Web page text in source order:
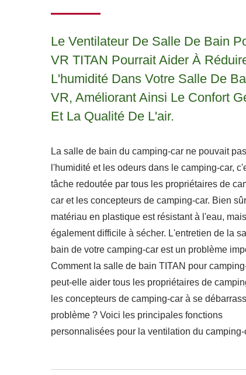
Le Ventilateur De Salle De Bain
VR TITAN Pourrait Aider À
L'humidité Dans Votre Salle De
VR, Améliorant Ainsi Le Confort
Et La Qualité De L'air.
La salle de bain du camping-car ne pouvait
l'humidité et les odeurs dans le camping-car,
tâche redoutée par tous les propriétaires de
car et les concepteurs de camping-car. Bien
matériau en plastique est résistant à l'eau,
également difficile à sécher. L'entretien de la
bain de votre camping-car est un problème
Comment la salle de bain TITAN pour
peut-elle aider tous les propriétaires de
les concepteurs de camping-car à se
problème ? Voici les principales fonctions
personnalisées pour la ventilation du camping-